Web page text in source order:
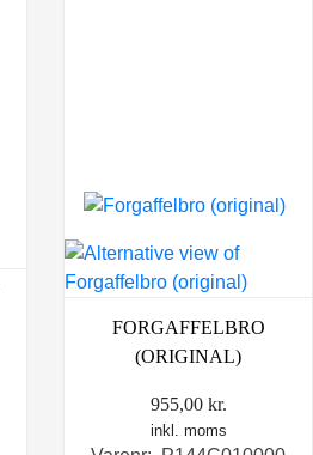
FORGAFFELBRO
(ORIGINAL)
955,00 kr.
inkl. moms